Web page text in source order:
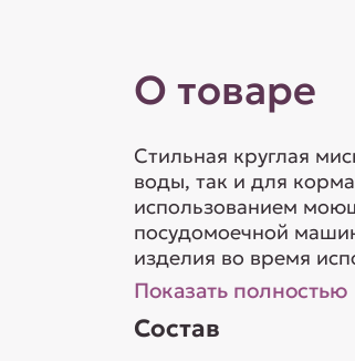
О товаре
Стильная круглая
воды, так и для
использованием
посудомоечной
изделия во время
Показать полностью
Состав